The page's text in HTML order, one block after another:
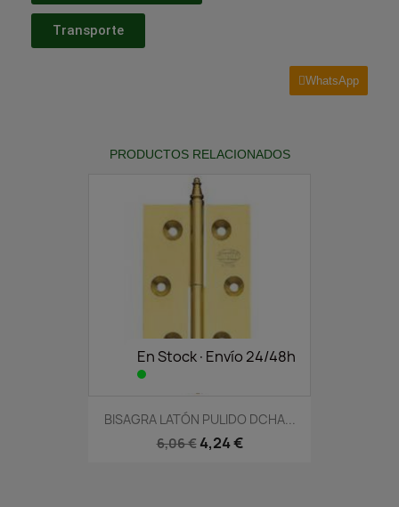
Transporte
WhatsApp
PRODUCTOS RELACIONADOS
En Stock·Envío 24/48h
BISAGRA LATÓN PULIDO DCHA...
6,06 € 4,24 €